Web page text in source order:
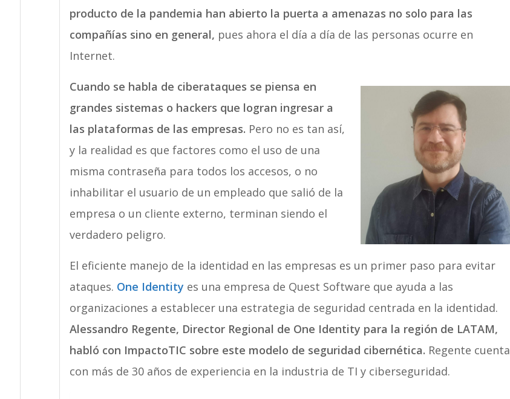
producto de la pandemia han abierto la puerta a amenazas no solo para las
compañías sino en general, pues ahora el día a día de las personas ocurre en
Internet.
Cuando se habla de ciberataques se piensa en
grandes sistemas o hackers que logran ingresar a
las plataformas de las empresas. Pero no es tan así,
y la realidad es que factores como el uso de una
misma contraseña para todos los accesos, o no
inhabilitar el usuario de un empleado que salió de la
empresa o un cliente externo, terminan siendo el
verdadero peligro.
El eficiente manejo de la identidad en las empresas es un primer paso para evitar
ataques. One Identity es una empresa de Quest Software que ayuda a las
organizaciones a establecer una estrategia de seguridad centrada en la identidad.
Alessandro Regente, Director Regional de One Identity para la región de LATAM,
habló con ImpactoTIC sobre este modelo de seguridad cibernética. Regente cuenta
con más de 30 años de experiencia en la industria de TI y ciberseguridad.